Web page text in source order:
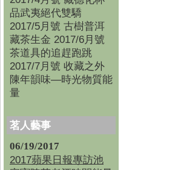
品武夷絕代雙驕
2017/5月號 古樹普洱
藏茶生金 2017/6月號
茶道具的追趕跑跳
2017/7月號 收藏之外
陳年韻味—時光物質能
量
茗人藝事
06/19/2017
2017蘋果日報專訪池